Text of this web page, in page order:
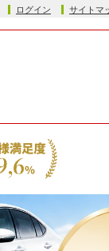
ログイン サイトマ